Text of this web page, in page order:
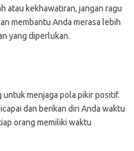
atau kekhawatiran, jangan ragu
membantu Anda merasa lebih
yang diperlukan.
menjaga pola pikir positif.
dan berikan diri Anda waktu
orang memiliki waktu